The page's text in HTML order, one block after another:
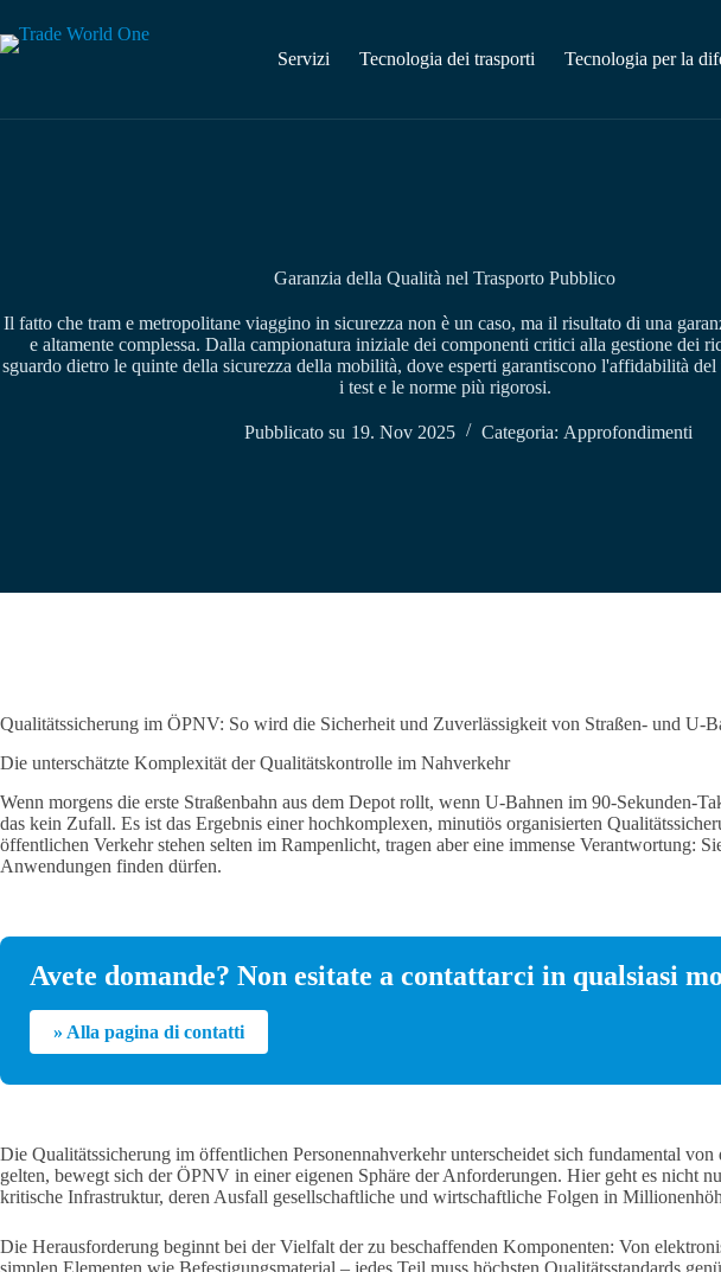
al
contenuto
Servizi Tecnologia dei trasporti Tecnologia per la
Garanzia della Qualità nel Trasporto Pubblico
Il fatto che tram e metropolitane viaggino in sicurezza non è un caso, ma il risultato di una
e altamente complessa. Dalla campionatura iniziale dei componenti critici alla gestione dei
sguardo dietro le quinte della sicurezza della mobilità, dove esperti garantiscono l'affidabilità
i test e le norme più rigorosi.
Pubblicato su 19. Nov 2025 Categoria: Approfondimenti
Qualitätssicherung im ÖPNV: So wird die Sicherheit und Zuverlässigkeit von Straßen- und U-
Die unterschätzte Komplexität der Qualitätskontrolle im Nahverkehr
Wenn morgens die erste Straßenbahn aus dem Depot rollt, wenn U-Bahnen im 90-
das kein Zufall. Es ist das Ergebnis einer hochkomplexen, minutiös organisierten
öffentlichen Verkehr stehen selten im Rampenlicht, tragen aber eine immense Verantwortung:
Anwendungen finden dürfen.
Avete domande? Non esitate a contattarci in qualsiasi
» Alla pagina di contatti
Die Qualitätssicherung im öffentlichen Personennahverkehr unterscheidet sich fundamental
gelten, bewegt sich der ÖPNV in einer eigenen Sphäre der Anforderungen. Hier geht es nicht
kritische Infrastruktur, deren Ausfall gesellschaftliche und wirtschaftliche Folgen in
Die Herausforderung beginnt bei der Vielfalt der zu beschaffenden Komponenten: Von
simplen Elementen wie Befestigungsmaterial – jedes Teil muss höchsten Qualitätsstandards